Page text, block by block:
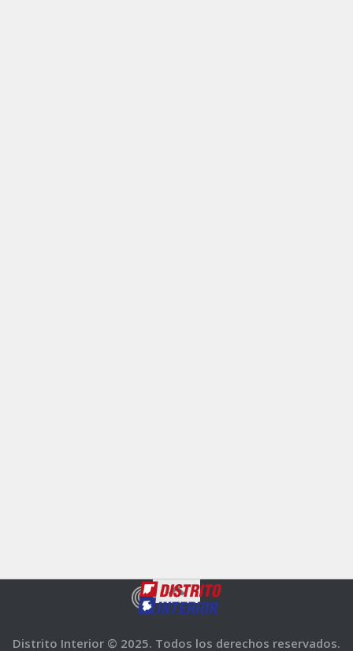
Distrito Interior © 2025. Todos los derechos reservados.